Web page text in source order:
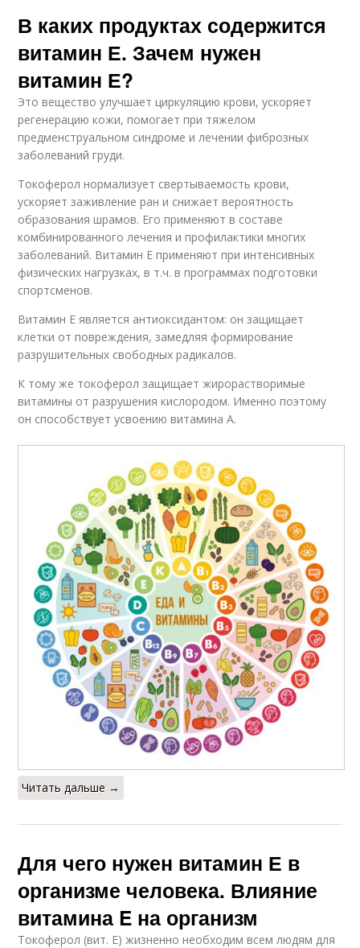
В каких продуктах содержится
витамин Е. Зачем нужен
витамин Е?
Это вещество улучшает циркуляцию крови, ускоряет
регенерацию кожи, помогает при тяжелом
предменструальном синдроме и лечении фиброзных
заболеваний груди.
Токоферол нормализует свертываемость крови,
ускоряет заживление ран и снижает вероятность
образования шрамов. Его применяют в составе
комбинированного лечения и профилактики многих
заболеваний. Витамин Е применяют при интенсивных
физических нагрузках, в т.ч. в программах подготовки
спортсменов.
Витамин Е является антиоксидантом: он защищает
клетки от повреждения, замедляя формирование
разрушительных свободных радикалов.
К тому же токоферол защищает жирорастворимые
витамины от разрушения кислородом. Именно поэтому
он способствует усвоению витамина А.
Читать дальше →
Для чего нужен витамин Е в
организме человека. Влияние
витамина E на организм
Токоферол (вит. Е) жизненно необходим всем людям для